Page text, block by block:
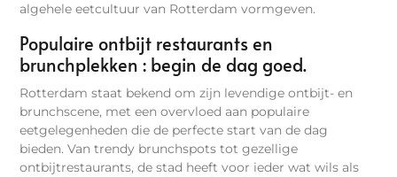
algehele eetcultuur van Rotterdam vormgeven.
Populaire ontbijt restaurants en
brunchplekken : begin de dag goed.
Rotterdam staat bekend om zijn levendige ontbijt- en
brunchscene, met een overvloed aan populaire
eetgelegenheden die de perfecte start van de dag
bieden. Van trendy brunchspots tot gezellige
ontbijtrestaurants, de stad heeft voor ieder wat wils als